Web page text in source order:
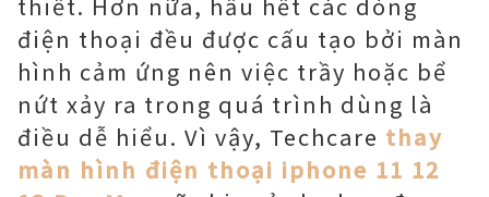
điện thoại đều được cấu tạo bởi màn
hình cảm ứng nên việc trầy hoặc bể
nứt xảy ra trong quá trình dùng là
điều dễ hiểu. Vì vậy, Techcare thay
màn hình điện thoại iphone 11 12